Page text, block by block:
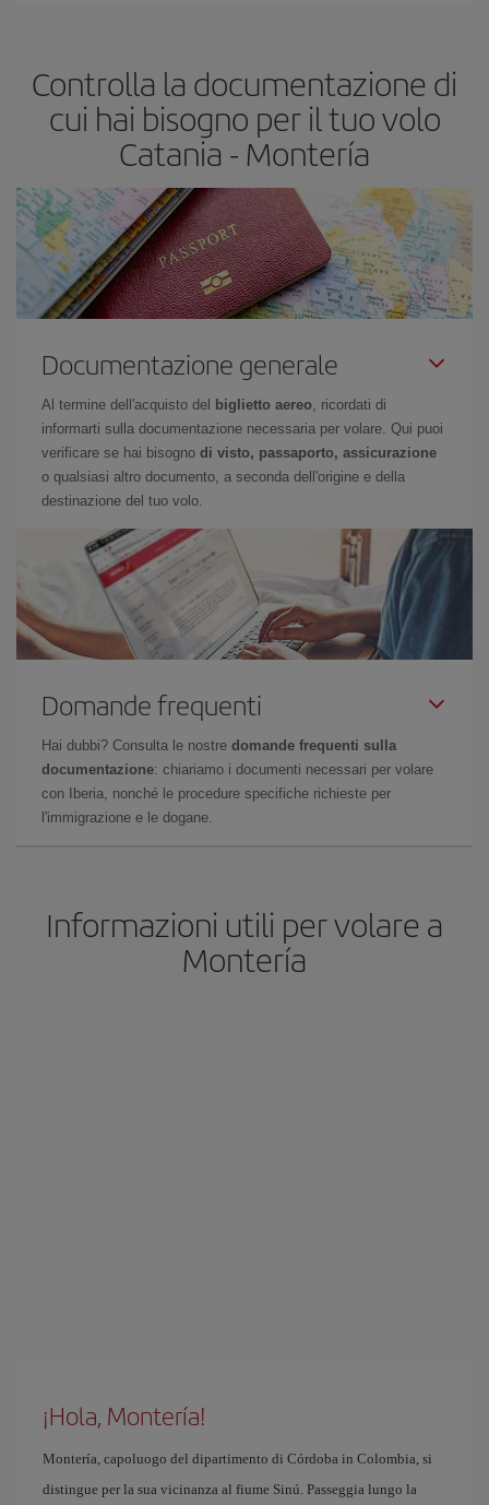
Controlla la documentazione di
cui hai bisogno per il tuo volo
Catania - Montería
Documentazione generale
Al termine dell'acquisto del biglietto aereo, ricordati di
informarti sulla documentazione necessaria per volare. Qui puoi
verificare se hai bisogno di visto, passaporto, assicurazione
o qualsiasi altro documento, a seconda dell'origine e della
destinazione del tuo volo.
Domande frequenti
Hai dubbi? Consulta le nostre domande frequenti sulla
documentazione: chiariamo i documenti necessari per volare
con Iberia, nonché le procedure specifiche richieste per
l'immigrazione e le dogane.
Informazioni utili per volare a
Montería
¡Hola, Montería!
Montería, capoluogo del dipartimento di Córdoba in Colombia, si
distingue per la sua vicinanza al fiume Sinú. Passeggia lungo la